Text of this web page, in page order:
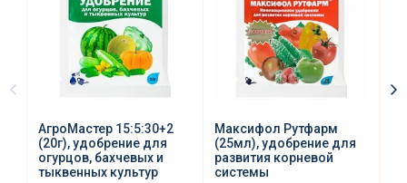
АгроМастер 15:5:30+2
(20г), удобрение для
огурцов, бахчевых и
тыквенных культур
Максифол Рутфарм
(25мл), удобрение для
развития корневой
системы